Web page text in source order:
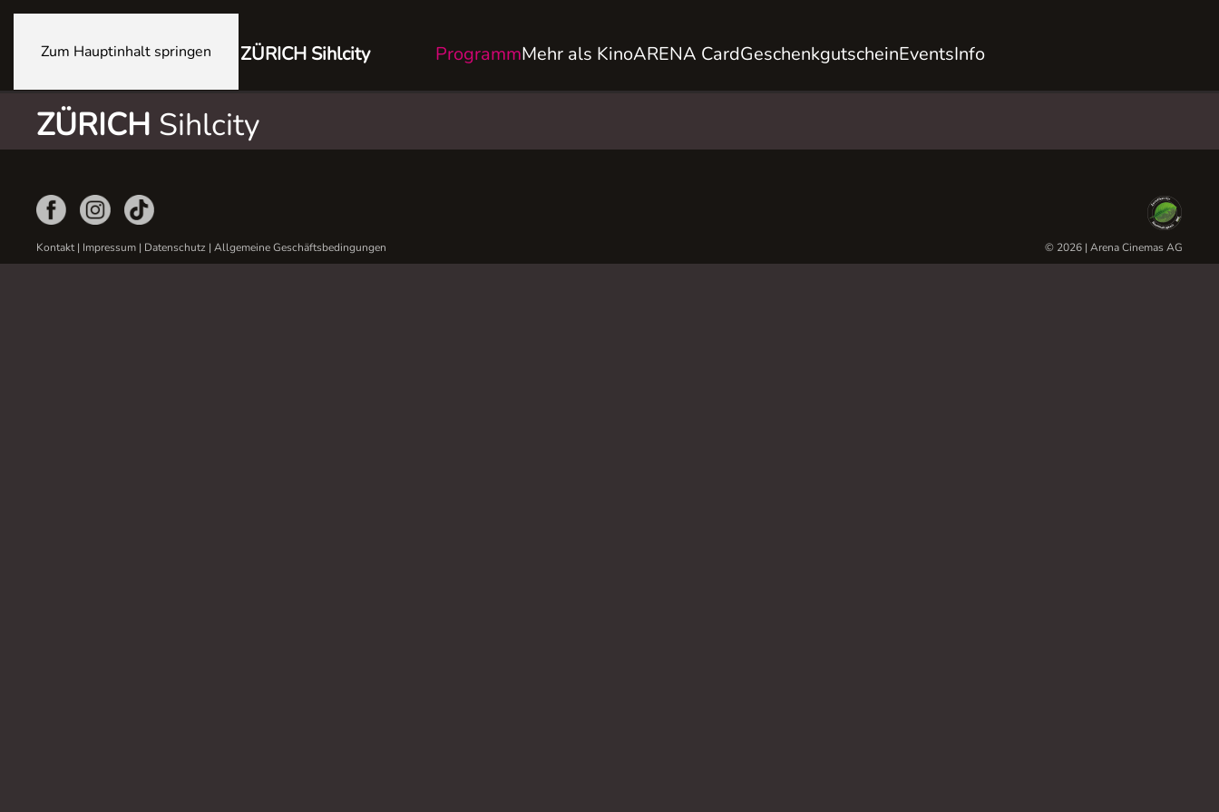
Zum Hauptinhalt springen ZÜRICH Sihlcity ProgrammMehr als KinoARENA CardGeschenkgutscheinEventsInfo
ZÜRICH Sihlcity
Kontakt| Impressum | Datenschutz | Allgemeine Geschäftsbedingungen © 2026 | Arena Cinemas AG